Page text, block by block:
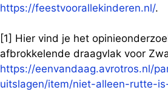
https://feestvoorallekinderen.nl/.
[1] Hier vind je het
afbrokkelende draagvlak voor
https://eenvandaag.avrotros.nl/
uitslagen/item/niet-alleen-rutte-